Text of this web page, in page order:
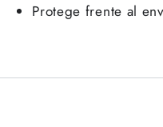
Protege frente al
productos a su